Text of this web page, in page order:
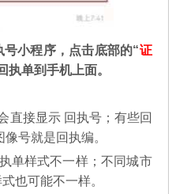
小程序，点击底部的“证
执单到手机上面。
直接显示 回执号；有些回
号就是回执编。
单样式不一样；不同城市
也可能不一样。